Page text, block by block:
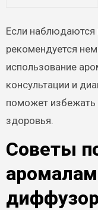
Если наблюдаются
рекомендуется
использование
консультации и
поможет избежать
здоровья.
Советы